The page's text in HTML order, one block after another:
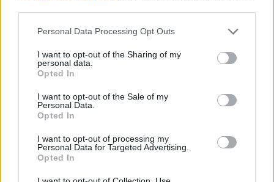
Please note that this website/app uses one or more Google
not limited to your visit or usage behaviour. You may click to
grant or deny consent to Google and its third-party tags to
use your data for below specified purposes in below Google
consent section.
Personal Data Processing Opt Outs
I want to opt-out of the Sharing of my
personal data.
Opted In
I want to opt-out of the Sale of my
Personal Data.
Opted In
I want to opt-out of processing my
Personal Data for Targeted Advertising.
Opted In
Sancionados de la jornada 25: ¿Quiénes sustituirán a Piqué &
15. febrero 2022 Por